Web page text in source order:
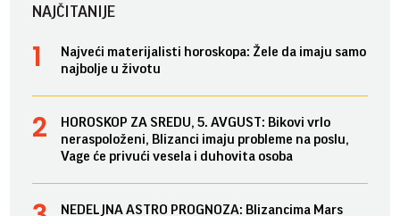
NAJČITANIJE
Najveći materijalisti horoskopa: Žele da imaju samo
najbolje u životu
HOROSKOP ZA SREDU, 5. AVGUST: Bikovi vrlo
neraspoloženi, Blizanci imaju probleme na poslu,
Vage će privući vesela i duhovita osoba
NEDELJNA ASTRO PROGNOZA: Blizancima Mars